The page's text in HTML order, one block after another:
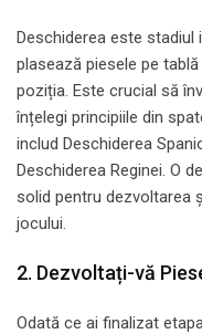
Deschiderea este stadiul
plasează piesele pe
poziția. Este crucial să
înțelegi principiile din
includ Deschiderea
Deschiderea Reginei. O
solid pentru dezvoltarea
jocului.
2. Dezvoltați-vă
Odată ce ai finalizat